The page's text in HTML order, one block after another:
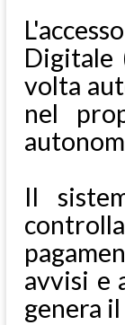
Digitale
volta
nel
Il
avvisi e
genera